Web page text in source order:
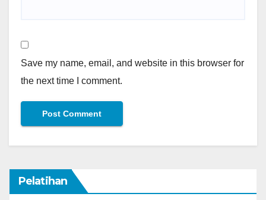
Save my name, email, and website in this browser for
the next time I comment.
Pelatihan